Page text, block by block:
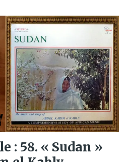
: 58. « Sudan »